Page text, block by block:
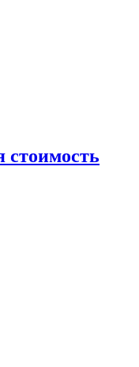
стоимость